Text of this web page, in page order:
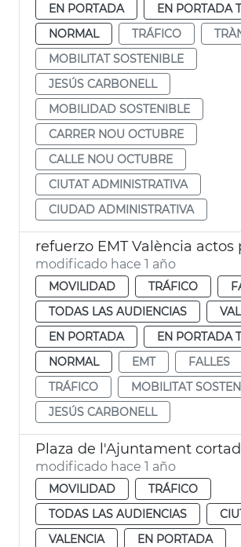
EN PORTADA
EN PORTADA
NORMAL
TRÁFICO
MOBILITAT SOSTENIBLE
JESÚS CARBONELL
MOBILIDAD SOSTENIBLE
CARRER NOU OCTUBRE
CALLE NOU OCTUBRE
CIUTAT ADMINISTRATIVA
CIUDAD ADMINISTRATIVA
modificado hace 1 año
MOVILIDAD TRÁFICO
TODAS LAS AUDIENCIAS
EN PORTADA
EN PORTADA
NORMAL
EMT
FALLES
TRÁFICO
MOBILITAT
JESÚS CARBONELL
modificado hace 1 año
MOVILIDAD
TRÁFICO
TODAS LAS AUDIENCIAS
VALENCIA
EN PORTADA